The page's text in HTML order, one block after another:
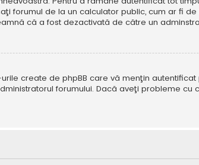
forumul de la un calculator public, cum ar fi
că a fost dezactivată de către un
create de phpBB care vă menţin
forumului. Dacă aveţi probleme